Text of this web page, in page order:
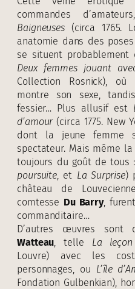
commandes
Baigneuses (circa 1765.
anatomie dans des
se situent probablement
Deux femmes jouant
Collection Rosnick),
montre son sexe,
fessier… Plus allusif est
d’amour(circa 1775. New
dont la jeune femme
spectateur. Mais même
toujours du goût de tous
poursuite , et La Surprise)
château de
comtesse Du Barry,
commanditaire…
D’autres œuvres sont
Watteau , telle La
Louvre) avec les
personnages, ou L’île
Fondation Gulbenkian),